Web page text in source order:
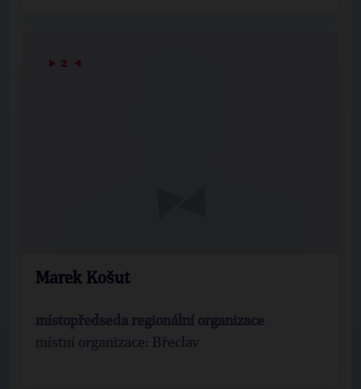
▶ 2 ◀
Marek Košut
místopředseda regionální organizace
místní organizace: Břeclav